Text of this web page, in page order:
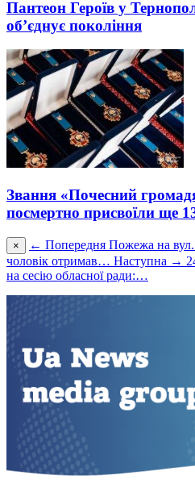
Пантеон Героїв у
об’єднує покоління
Звання «Почесний
посмертно присвоїли ще
× ← Попередня Пожежа на вул.
чоловік отримав… Наступна →
на сесію обласної ради:…